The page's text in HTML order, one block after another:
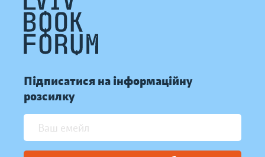
Підписатися на інформаційну
розсилку